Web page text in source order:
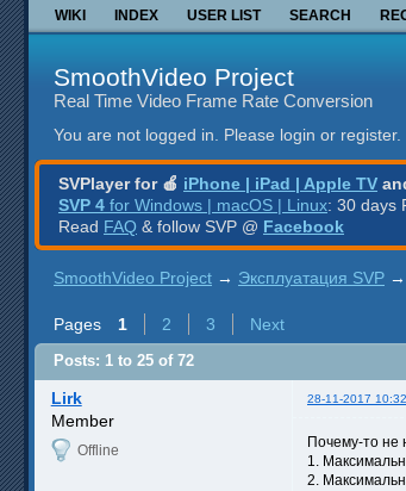
WIKI INDEX USER LIST SEARCH
SmoothVideo Project
Real Time Video Frame Rate Conversion
You are not logged in. Please login or register.
SVPlayer for 🍎 iPhone | iPad | Apple TV
SVP 4 for Windows | macOS | Linux: 30 days
Read FAQ & follow SVP @ Facebook
SmoothVideo Project → Эксплуатация SVP →
Pages 1 2 3 Next
Posts: 1 to 25 of 72
Lirk 28-11-2017
Member
Offline
Почему-то не
1.
2.